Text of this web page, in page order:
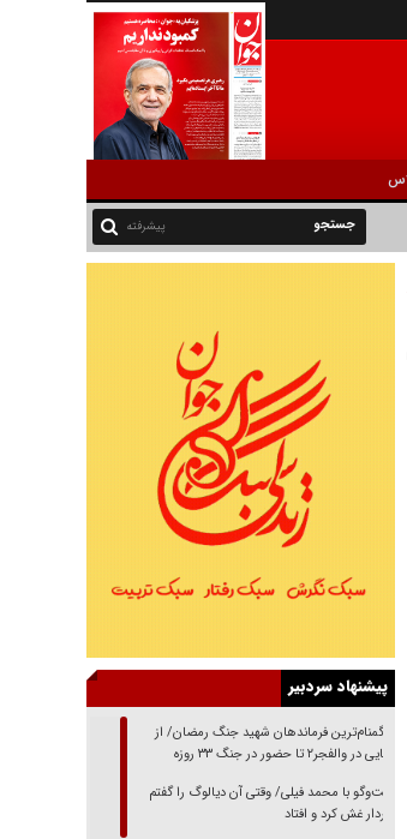
پیشرفته
پیشنهاد سردبیر
از گمنام‌ترین فرماندهان شهید جنگ رمضان/ از
شناسایی در والفجر۲ تا حضور در جنگ ۳۳ روزه
گفت‌وگو با محمد فیلی/ وقتی آن دیالوگ را گفتم
فیلمبردار غش کرد و افتاد